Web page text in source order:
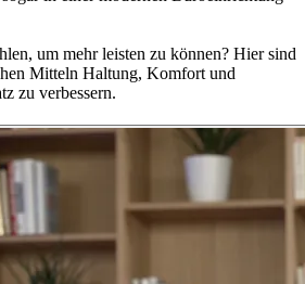
um mehr leisten zu können? Hier sind
Mitteln Haltung, Komfort und
zu verbessern.